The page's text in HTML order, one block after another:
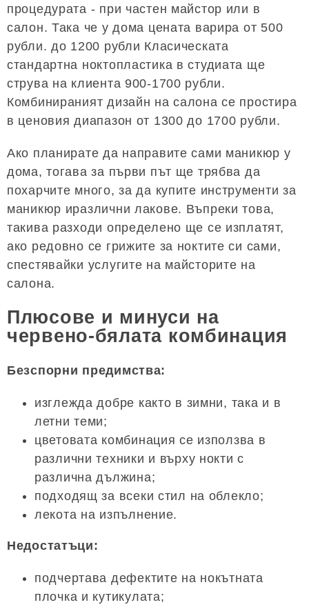
процедурата - при частен майстор или в
салон. Така че у дома цената варира от 500
рубли. до 1200 рубли Класическата
стандартна ноктопластика в студиата ще
струва на клиента 900-1700 рубли.
Комбинираният дизайн на салона се простира
в ценовия диапазон от 1300 до 1700 рубли.
Ако планирате да направите сами маникюр у
дома, тогава за първи път ще трябва да
похарчите много, за да купите инструменти за
маникюр иразлични лакове. Въпреки това,
такива разходи определено ще се изплатят,
ако редовно се грижите за ноктите си сами,
спестявайки услугите на майсторите на
салона.
Плюсове и минуси на
червено-бялата комбинация
Безспорни предимства:
изглежда добре както в зимни, така и в
летни теми;
цветовата комбинация се използва в
различни техники и върху нокти с
различна дължина;
подходящ за всеки стил на облекло;
лекота на изпълнение.
Недостатъци:
подчертава дефектите на нокътната
плочка и кутикулата;